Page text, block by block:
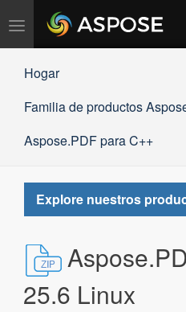
Alternar
navegación
Hogar
Familia de productos
Aspose.PDF para C++
Explore nuestros
25.6 Linux